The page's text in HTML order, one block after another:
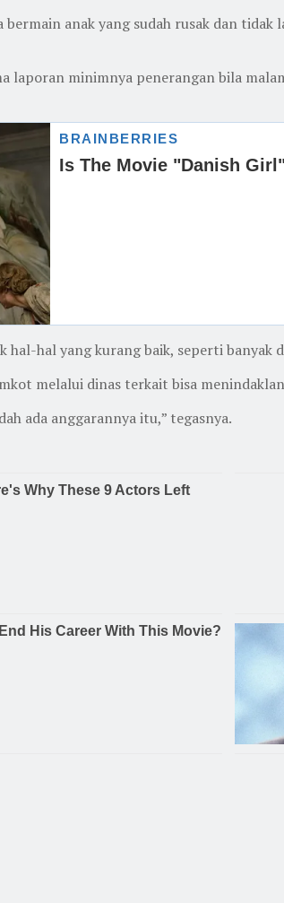
anak yang sudah rusak dan
laporan minimnya penerangan bila
hal yang kurang baik, seperti banyak
melalui dinas terkait bisa
ada anggarannya itu,” tegasnya.